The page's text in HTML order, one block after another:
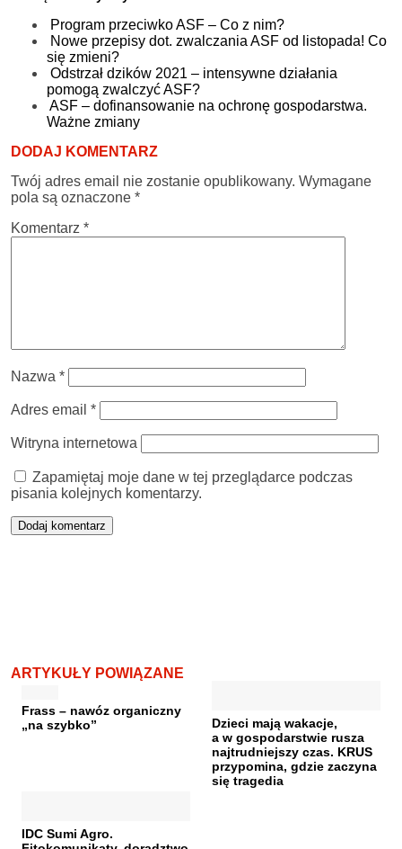
Program przeciwko ASF – Co z nim?
Nowe przepisy dot. zwalczania ASF od listopada! Co
się zmieni?
Odstrzał dzików 2021 – intensywne działania
pomogą zwalczyć ASF?
ASF – dofinansowanie na ochronę gospodarstwa.
Ważne zmiany
DODAJ KOMENTARZ
Twój adres email nie zostanie opublikowany. Wymagane
pola są oznaczone *
Komentarz *
Nazwa *
Adres email *
Witryna internetowa
Zapamiętaj moje dane w tej przeglądarce podczas
pisania kolejnych komentarzy.
ARTYKUŁY POWIĄZANE
Frass – nawóz organiczny
„na szybko”
Dzieci mają wakacje,
a w gospodarstwie rusza
najtrudniejszy czas. KRUS
przypomina, gdzie zaczyna
się tragedia
IDC Sumi Agro.